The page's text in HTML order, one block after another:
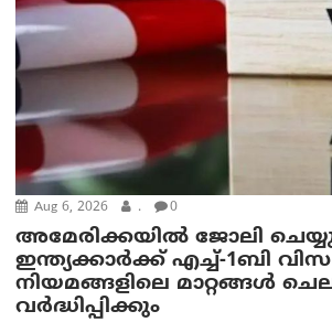
Aug 6, 2026 . 0
അമേരിക്കയില്‍ ജോലി
ഇന്ത്യക്കാർക്ക് എച്ച്-1ബി വിസ
നിയമങ്ങളിലെ മാറ്റങ്ങൾ
വർദ്ധിപ്പിക്കും